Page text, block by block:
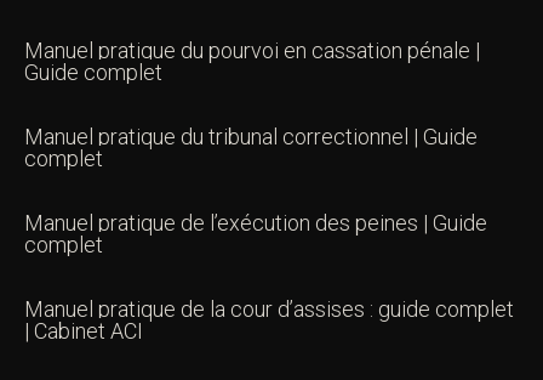
Manuel pratique du pourvoi en cassation pénale |
Guide complet
Manuel pratique du tribunal correctionnel | Guide
complet
Manuel pratique de l’exécution des peines | Guide
complet
Manuel pratique de la cour d’assises : guide complet
| Cabinet ACI